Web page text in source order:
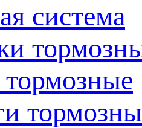
система